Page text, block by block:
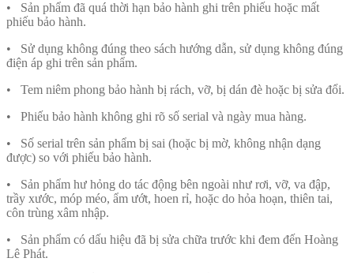
• Sản phẩm đã quá thời hạn bảo hành ghi trên phiếu hoặc mất
phiếu bảo hành.
• Sử dụng không đúng theo sách hướng dẫn, sử dụng không đúng
điện áp ghi trên sản phẩm.
• Tem niêm phong bảo hành bị rách, vỡ, bị dán đè hoặc bị sửa đổi.
• Phiếu bảo hành không ghi rõ số serial và ngày mua hàng.
• Số serial trên sản phẩm bị sai (hoặc bị mờ, không nhận dạng
được) so với phiếu bảo hành.
• Sản phẩm hư hỏng do tác động bên ngoài như rơi, vỡ, va đập,
trầy xước, móp méo, ẩm ướt, hoen rỉ, hoặc do hỏa hoạn, thiên tai,
côn trùng xâm nhập.
• Sản phẩm có dấu hiệu đã bị sửa chữa trước khi đem đến Hoàng
Lê Phát.